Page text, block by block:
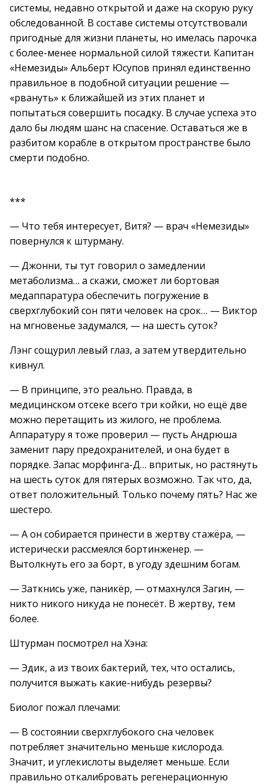
системы, недавно открытой и даже на скорую руку
обследованной. В составе системы отсутствовали
пригодные для жизни планеты, но имелась парочка
с более-менее нормальной силой тяжести. Капитан
«Немезиды» Альберт Юсупов принял единственно
правильное в подобной ситуации решение —
«рвануть» к ближайшей из этих планет и
попытаться совершить посадку. В случае успеха это
дало бы людям шанс на спасение. Оставаться же в
разбитом корабле в открытом пространстве было
смерти подобно.
***
— Что тебя интересует, Витя? — врач «Немезиды»
повернулся к штурману.
— Джонни, ты тут говорил о замедлении
метаболизма… а скажи, сможет ли бортовая
медаппаратура обеспечить погружение в
сверхглубокий сон пяти человек на срок… — Виктор
на мгновенье задумался, — на шесть суток?
Лэнг сощурил левый глаз, а затем утвердительно
кивнул.
— В принципе, это реально. Правда, в
медицинском отсеке всего три койки, но ещё две
можно перетащить из жилого, не проблема.
Аппаратуру я тоже проверил — пусть Андрюша
заменит пару предохранителей, и она будет в
порядке. Запас морфинга-Д… впритык, но растянуть
на шесть суток для пятерых возможно. Так что, да,
ответ положительный. Только почему пять? Нас же
шестеро.
— А он собирается принести в жертву стажёра, —
истерически рассмеялся бортинженер. —
Вытолкнуть его за борт, в угоду здешним богам.
— Заткнись уже, паникёр, — отмахнулся Загин, —
никто никого никуда не понесёт. В жертву, тем
более.
Штурман посмотрел на Хэна:
— Эдик, а из твоих бактерий, тех, что остались,
получится выжать какие-нибудь резервы?
Биолог пожал плечами:
— В состоянии сверхглубокого сна человек
потребляет значительно меньше кислорода.
Значит, и углекислоты выделяет меньше. Если
правильно откалибровать регенерационную